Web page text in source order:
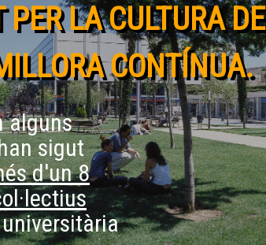
LA CULTURA DE
CONTÍNUA.
alguns
sigut
d'un 8